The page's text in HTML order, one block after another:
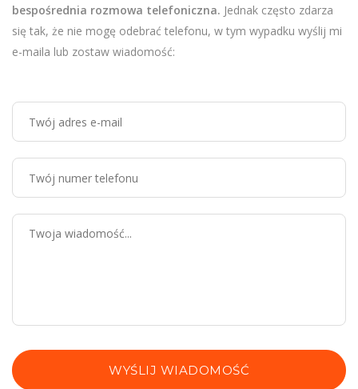
bespośrednia rozmowa telefoniczna. Jednak często zdarza
się tak, że nie mogę odebrać telefonu, w tym wypadku wyślij mi
e-maila lub zostaw wiadomość:
WYŚLIJ WIADOMOŚĆ